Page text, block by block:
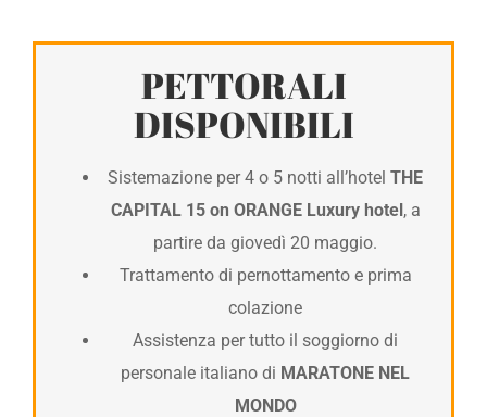
PETTORALI
DISPONIBILI
Sistemazione per 4 o 5 notti all’hotel THE
CAPITAL 15 on ORANGE Luxury hotel, a
partire da giovedì 20 maggio.
Trattamento di pernottamento e prima
colazione
Assistenza per tutto il soggiorno di
personale italiano di MARATONE NEL
MONDO